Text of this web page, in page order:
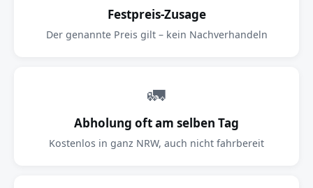
Festpreis-Zusage
Der genannte Preis gilt – kein Nachverhandeln
🚛
Abholung oft am selben Tag
Kostenlos in ganz NRW, auch nicht fahrbereit